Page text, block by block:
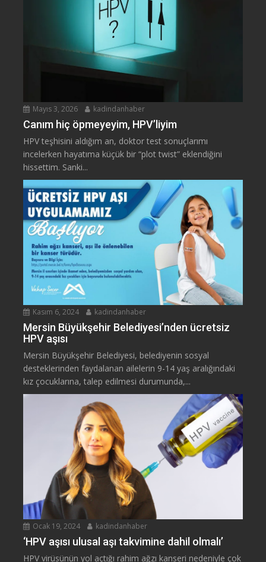
Mayıs 3, 2026 kadindanhaber
Canım hiç öpmeyeyim, HPV’liyim
HPV teşhisini aldığım an, doktor test sonuçlarımı
incelerken hayatıma küçük bir “plot twist” eklendiğini
hissettim. Sanki...
Kasım 6, 2024 kadindanhaber
Mersin Büyükşehir Belediyesi’nden ücretsiz
HPV aşısı
Mersin Büyükşehir Belediyesi, belediyenin sosyal
desteklerinden faydalanan ailelerin 9-14 yaş aralığındaki
kız çocuklarına, talep edilmesi durumunda,...
Ocak 19, 2024 kadindanhaber
‘HPV aşısı ulusal aşı takvimine dahil olmalı’
HPV virüsünün yol açtığı rahim ağzı kanseri nedeniyle çok